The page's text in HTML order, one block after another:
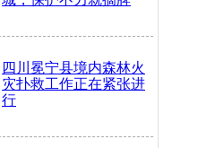
四川冕宁县境内森林火
灾扑救工作正在紧张进
行